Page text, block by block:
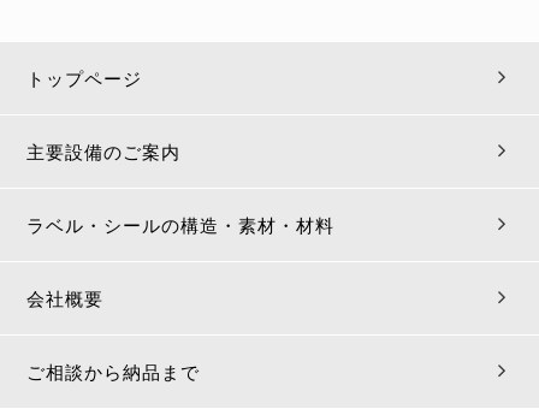
トップページ
主要設備のご案内
ラベル・シールの構造・素材・材料
会社概要
ご相談から納品まで